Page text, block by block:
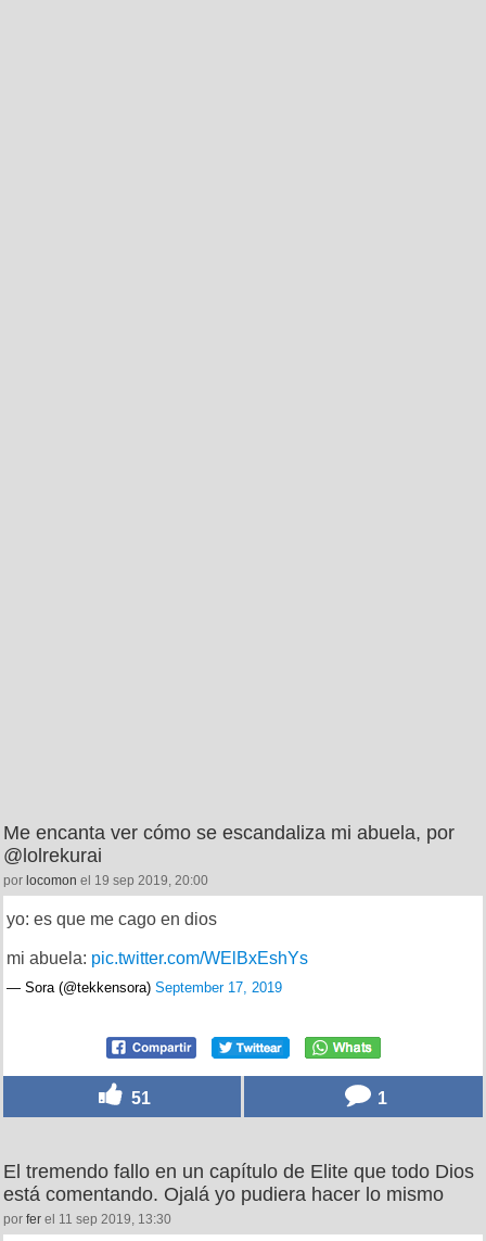
Me encanta ver cómo se escandaliza mi abuela, por
@lolrekurai
por locomon el 19 sep 2019, 20:00
yo: es que me cago en dios
mi abuela: pic.twitter.com/WElBxEshYs
— Sora (@tekkensora) September 17, 2019
51 1
El tremendo fallo en un capítulo de Elite que todo Dios
está comentando. Ojalá yo pudiera hacer lo mismo
por fer el 11 sep 2019, 13:30